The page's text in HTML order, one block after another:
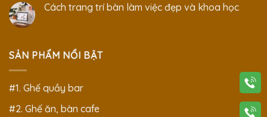
Cách trang trí bàn làm việc đẹp và khoa học
SẢN PHẨM NỔI BẬT
#1. Ghế quầy bar
#2. Ghế ăn, bàn cafe